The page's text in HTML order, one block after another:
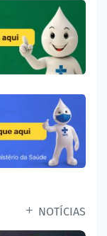
NOTÍCIAS